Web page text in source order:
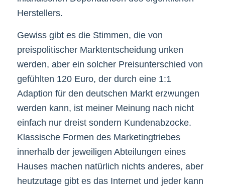
Herstellers.
Gewiss gibt es die Stimmen, die von
preispolitischer Marktentscheidung unken
werden, aber ein solcher Preisunterschied von
gefühlten 120 Euro, der durch eine 1:1
Adaption für den deutschen Markt erzwungen
werden kann, ist meiner Meinung nach nicht
einfach nur dreist sondern Kundenabzocke.
Klassische Formen des Marketingtriebes
innerhalb der jeweiligen Abteilungen eines
Hauses machen natürlich nichts anderes, aber
heutzutage gibt es das Internet und jeder kann